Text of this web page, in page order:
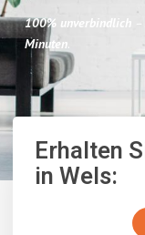
100% unverbindlich
Minuten.
Erhalten
in Wels: